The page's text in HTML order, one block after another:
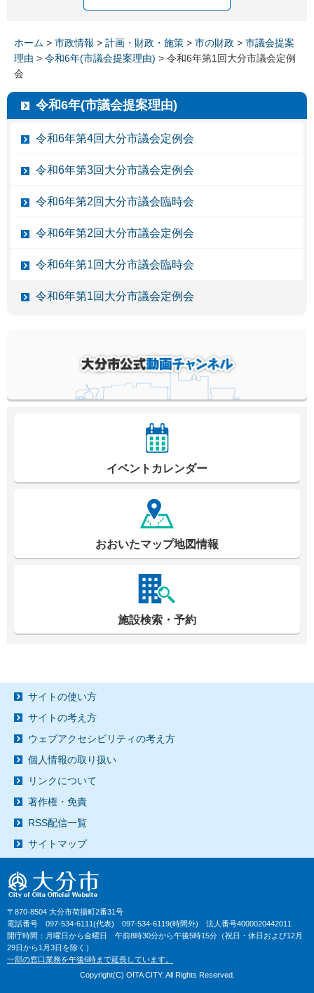
ホーム > 市政情報 > 計画・財政・施策 > 市の財政 > 市議会提案
理由 > 令和6年(市議会提案理由) > 令和6年第1回大分市議会定例
会
令和6年(市議会提案理由)
令和6年第4回大分市議会定例会
令和6年第3回大分市議会定例会
令和6年第2回大分市議会臨時会
令和6年第2回大分市議会定例会
令和6年第1回大分市議会臨時会
令和6年第1回大分市議会定例会
イベントカレンダー
おおいたマップ地図情報
施設検索・予約
サイトの使い方
サイトの考え方
ウェブアクセシビリティの考え方
個人情報の取り扱い
リンクについて
著作権・免責
RSS配信一覧
サイトマップ
〒870-8504 大分市荷揚町2番31号
電話番号 097-534-6111(代表) 097-534-6119(時間外) 法人番号4000020442011
開庁時間：月曜日から金曜日 午前8時30分から午後5時15分（祝日・休日および12月
29日から1月3日を除く）
一部の窓口業務を午後6時まで延長しています。
Copyright(C) OITA CITY. All Rights Reserved.